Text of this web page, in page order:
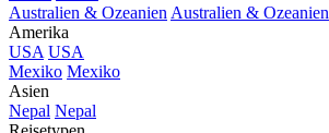
Australien & Ozeanien Australien & Ozeanien
Amerika
USA USA
Mexiko Mexiko
Asien
Nepal Nepal